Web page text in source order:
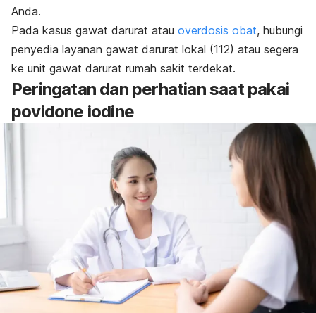
Anda.
Pada kasus gawat darurat atau overdosis obat, hubungi
penyedia layanan gawat darurat lokal (112) atau segera
ke unit gawat darurat rumah sakit terdekat.
Peringatan dan perhatian saat pakai
povidone iodine